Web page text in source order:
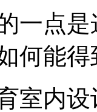
点是
何能
内设